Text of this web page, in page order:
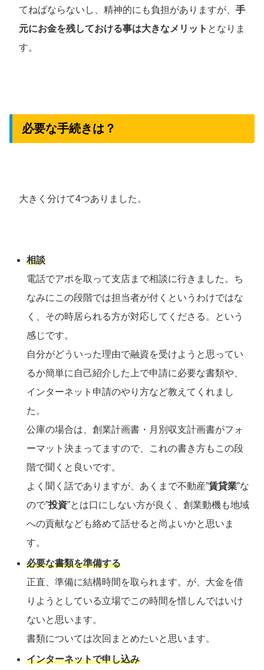
てねばならないし、精神的にも負担がありますが、 手
元にお金を残しておける事は大きなメリット となりま
す。
必要な手続きは？
大きく分けて4つありました。
相談
電話でアポを取って支店まで相談に行きました。ち
なみにこの段階では担当者が付くというわけではな
く、その時居られる方が対応してくださる。という
感じです。
自分がどういった理由で融資を受けようと思ってい
るか簡単に自己紹介した上で申請に必要な書類や、
インターネット申請のやり方など教えてくれまし
た。
公庫の場合は、創業計画書・月別収支計画書がフォ
ーマット決まってますので、これの書き方もこの段
階で聞くと良いです。
よく聞く話でありますが、あくまで不動産”賃貸業”な
ので”投資”とは口にしない方が良く、創業動機も地域
への貢献なども絡めて話せると尚よいかと思いま
す。
必要な書類を準備する
正直、準備に結構時間を取られます。が、大金を借
りようとしている立場でこの時間を惜しんではいけ
ないと思います。
書類については次回まとめたいと思います。
インターネットで申し込み